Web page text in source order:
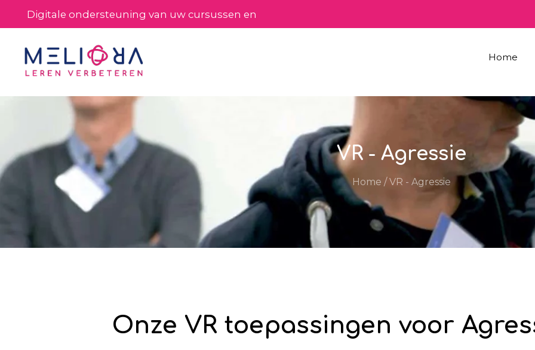
Digitale ondersteuning van uw cursussen en
Home
VR - Agressie
Home / VR - Agressie
Onze VR toepassingen voor